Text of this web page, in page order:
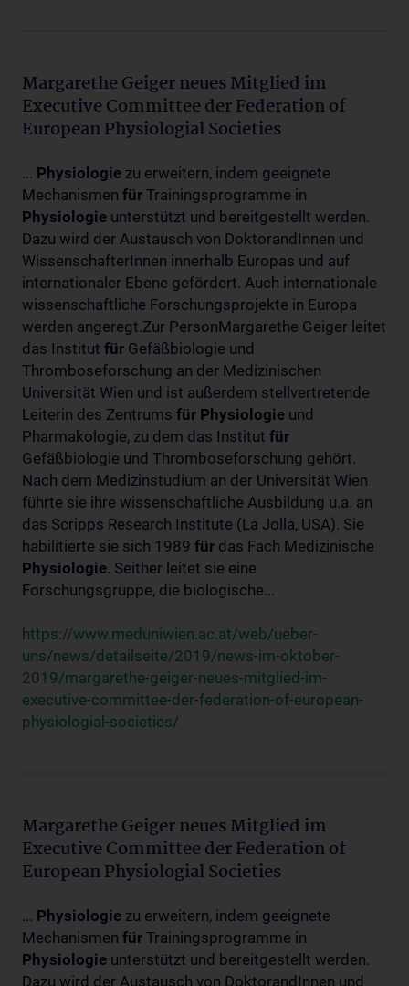
Margarethe Geiger neues Mitglied im
Executive Committee der Federation of
European Physiologial Societies
... Physiologie zu erweitern, indem geeignete
Mechanismen für Trainingsprogramme in
Physiologie unterstützt und bereitgestellt werden.
Dazu wird der Austausch von DoktorandInnen und
WissenschafterInnen innerhalb Europas und auf
internationaler Ebene gefördert. Auch internationale
wissenschaftliche Forschungsprojekte in Europa
werden angeregt.Zur PersonMargarethe Geiger leitet
das Institut für Gefäßbiologie und
Thromboseforschung an der Medizinischen
Universität Wien und ist außerdem stellvertretende
Leiterin des Zentrums für Physiologie und
Pharmakologie, zu dem das Institut für
Gefäßbiologie und Thromboseforschung gehört.
Nach dem Medizinstudium an der Universität Wien
führte sie ihre wissenschaftliche Ausbildung u.a. an
das Scripps Research Institute (La Jolla, USA). Sie
habilitierte sie sich 1989 für das Fach Medizinische
Physiologie. Seither leitet sie eine
Forschungsgruppe, die biologische...
https://www.meduniwien.ac.at/web/ueber-
uns/news/detailseite/2019/news-im-oktober-
2019/margarethe-geiger-neues-mitglied-im-
executive-committee-der-federation-of-european-
physiologial-societies/
Margarethe Geiger neues Mitglied im
Executive Committee der Federation of
European Physiologial Societies
... Physiologie zu erweitern, indem geeignete
Mechanismen für Trainingsprogramme in
Physiologie unterstützt und bereitgestellt werden.
Dazu wird der Austausch von DoktorandInnen und